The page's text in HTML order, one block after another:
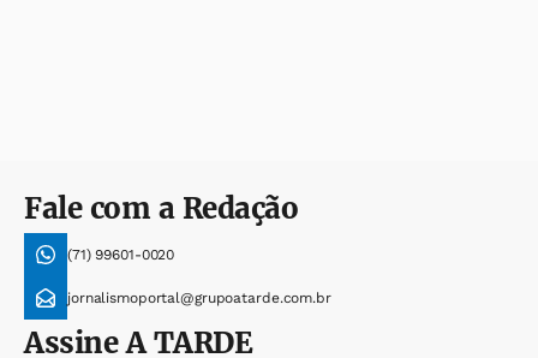
Fale com a Redação
(71) 99601-0020
jornalismoportal@grupoatarde.com.br
AssineA TARDE